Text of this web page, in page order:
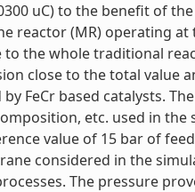
uC) to the benefit of
reactor (MR) operating
the whole traditional
close to the total value
FeCr based catalysts.
etc. used in
value of 15 bar of
considered in the
The pressure